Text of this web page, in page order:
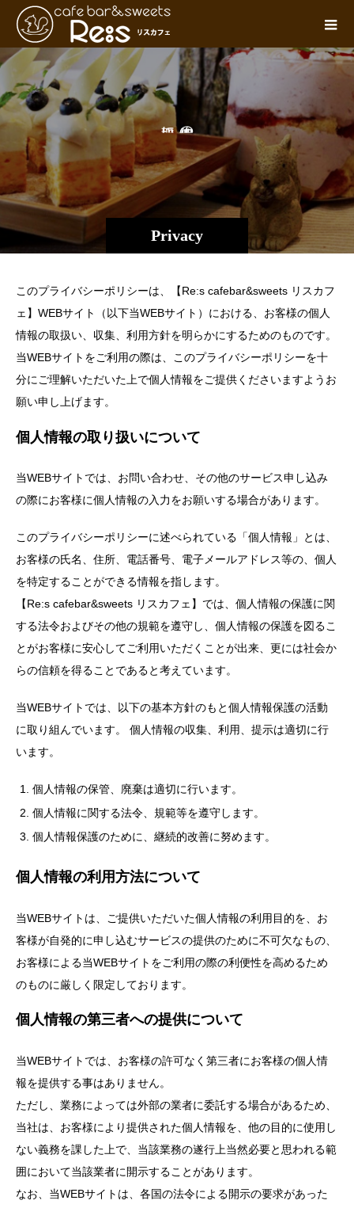
Privacy
の
に
つ
い
て
このプライバシーポリシーは、【Re:s cafebar&sweets リスカフ
ェ】WEBサイト（以下当WEBサイト）における、お客様の個人
情報の取扱い、収集、利用方針を明らかにするためのものです。
当WEBサイトをご利用の際は、このプライバシーポリシーを十
分にご理解いただいた上で個人情報をご提供くださいますようお
願い申し上げます。
個人情報の取り扱いについて
当WEBサイトでは、お問い合わせ、その他のサービス申し込み
の際にお客様に個人情報の入力をお願いする場合があります。
このプライバシーポリシーに述べられている「個人情報」とは、
お客様の氏名、住所、電話番号、電子メールアドレス等の、個人
を特定することができる情報を指します。
【Re:s cafebar&sweets リスカフェ】では、個人情報の保護に関
する法令およびその他の規範を遵守し、個人情報の保護を図るこ
とがお客様に安心してご利用いただくことが出来、更には社会か
らの信頼を得ることであると考えています。
当WEBサイトでは、以下の基本方針のもと個人情報保護の活動
に取り組んでいます。 個人情報の収集、利用、提示は適切に行
います。
個人情報の保管、廃棄は適切に行います。
個人情報に関する法令、規範等を遵守します。
個人情報保護のために、継続的改善に努めます。
個人情報の利用方法について
当WEBサイトは、ご提供いただいた個人情報の利用目的を、お
客様が自発的に申し込むサービスの提供のために不可欠なもの、
お客様による当WEBサイトをご利用の際の利便性を高めるため
のものに厳しく限定しております。
個人情報の第三者への提供について
当WEBサイトでは、お客様の許可なく第三者にお客様の個人情
報を提供する事はありません。
ただし、業務によっては外部の業者に委託する場合があるため、
当社は、お客様により提供された個人情報を、他の目的に使用し
ない義務を課した上で、当該業務の遂行上当然必要と思われる範
囲において当該業者に開示することがあります。
なお、当WEBサイトは、各国の法令による開示の要求があった